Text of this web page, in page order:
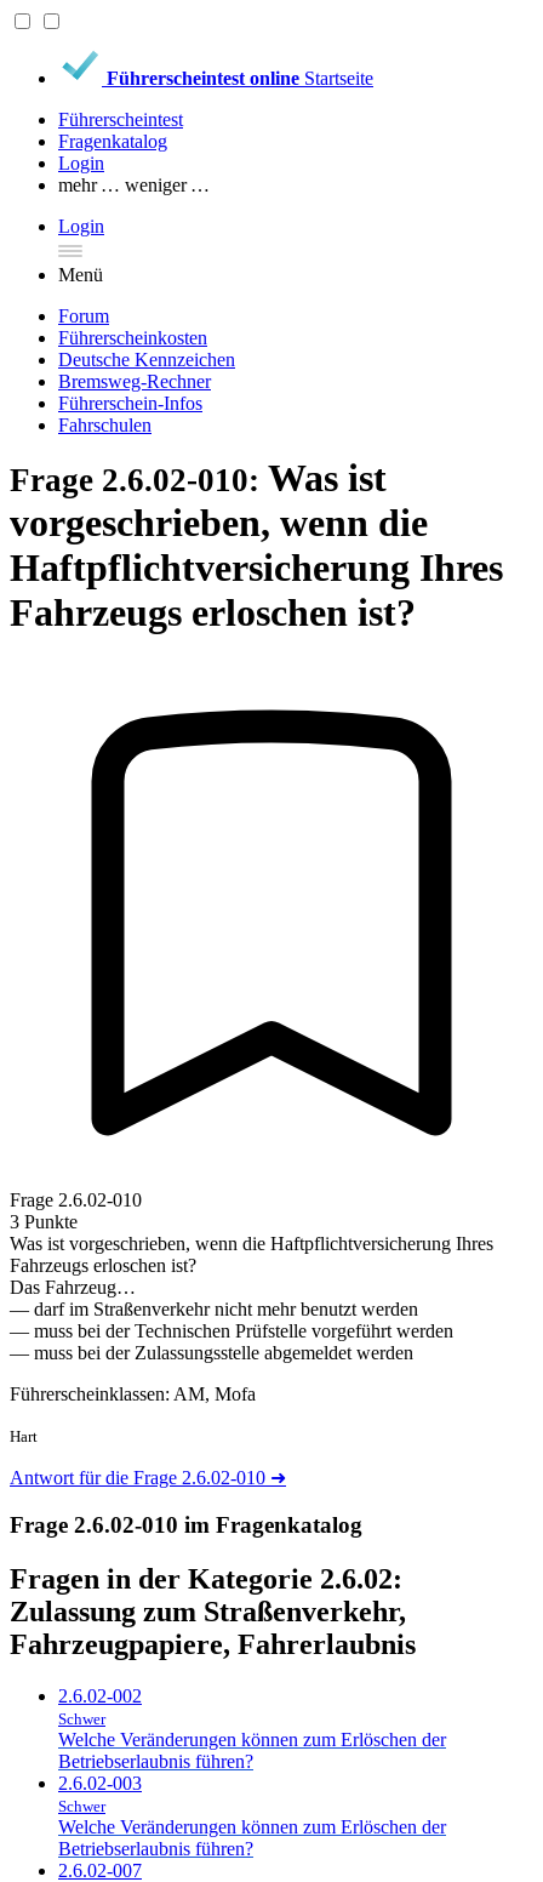
Führerscheintest online Startseite
Führerscheintest
Fragenkatalog
Login
mehr … weniger …
Login
Menü
Forum
Führerscheinkosten
Deutsche Kennzeichen
Bremsweg-Rechner
Führerschein-Infos
Fahrschulen
Frage 2.6.02-010: Was ist
vorgeschrieben, wenn die
Haftpflichtversicherung Ihres
Fahrzeugs erloschen ist?
Frage 2.6.02-010
3 Punkte
Was ist vorgeschrieben, wenn die Haftpflichtversicherung Ihres
Fahrzeugs erloschen ist?
Das Fahrzeug…
— darf im Straßenverkehr nicht mehr benutzt werden
— muss bei der Technischen Prüfstelle vorgeführt werden
— muss bei der Zulassungsstelle abgemeldet werden
Führerscheinklassen: AM, Mofa
Hart
Antwort für die Frage 2.6.02-010 ➜
Frage 2.6.02-010 im Fragenkatalog
Fragen in der Kategorie 2.6.02:
Zulassung zum Straßenverkehr,
Fahrzeugpapiere, Fahrerlaubnis
2.6.02-002
Schwer
Welche Veränderungen können zum Erlöschen der
Betriebserlaubnis führen?
2.6.02-003
Schwer
Welche Veränderungen können zum Erlöschen der
Betriebserlaubnis führen?
2.6.02-007